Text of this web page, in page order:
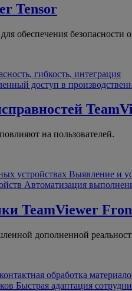
Tensor
обеспечения безопасности
гибкость, интеграция
доступ в
на пользователей.
устройствах Выявление и
Автоматизация
TeamViewer
дополненной
обработка
Быстрая адаптация